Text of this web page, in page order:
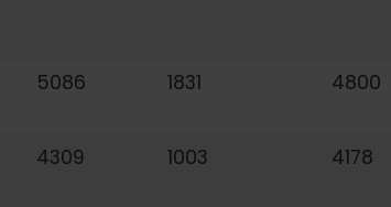
5086 1831 4800
4309 1003 4178